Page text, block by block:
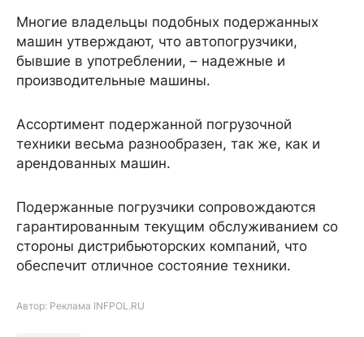
Многие владельцы подобных подержанных
машин утверждают, что автопогрузчики,
бывшие в употреблении, – надежные и
производительные машины.
Ассортимент подержанной погрузочной
техники весьма разнообразен, так же, как и
арендованных машин.
Подержанные погрузчики сопровождаются
гарантированным текущим обслуживанием со
стороны дистрибьюторских компаний, что
обеспечит отличное состояние техники.
Автор: Реклама INFPOL.RU